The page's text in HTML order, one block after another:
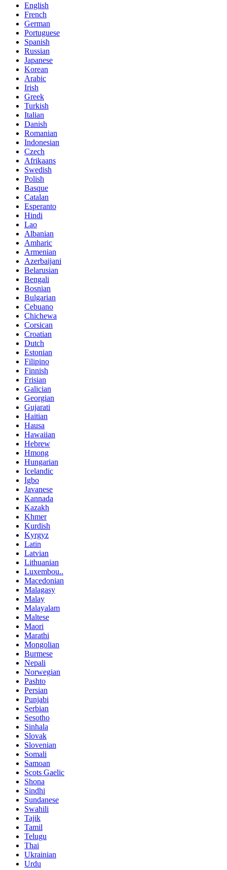
English
French
German
Portuguese
Spanish
Russian
Japanese
Korean
Arabic
Irish
Greek
Turkish
Italian
Danish
Romanian
Indonesian
Czech
Afrikaans
Swedish
Polish
Basque
Catalan
Esperanto
Hindi
Lao
Albanian
Amharic
Armenian
Azerbaijani
Belarusian
Bengali
Bosnian
Bulgarian
Cebuano
Chichewa
Corsican
Croatian
Dutch
Estonian
Filipino
Finnish
Frisian
Galician
Georgian
Gujarati
Haitian
Hausa
Hawaiian
Hebrew
Hmong
Hungarian
Icelandic
Igbo
Javanese
Kannada
Kazakh
Khmer
Kurdish
Kyrgyz
Latin
Latvian
Lithuanian
Luxembou..
Macedonian
Malagasy
Malay
Malayalam
Maltese
Maori
Marathi
Mongolian
Burmese
Nepali
Norwegian
Pashto
Persian
Punjabi
Serbian
Sesotho
Sinhala
Slovak
Slovenian
Somali
Samoan
Scots Gaelic
Shona
Sindhi
Sundanese
Swahili
Tajik
Tamil
Telugu
Thai
Ukrainian
Urdu